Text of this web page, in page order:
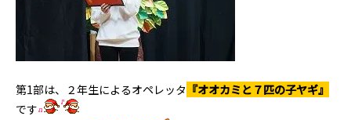
第1部は、２年生によるオペレッタ 『オオカミと７匹の子ヤギ』
です